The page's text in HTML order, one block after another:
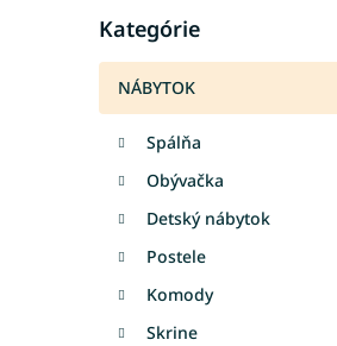
n
ý
p
kategórie
Kategórie
NÁBYTOK
Spálňa
Obývačka
Detský nábytok
Postele
Komody
Skrine